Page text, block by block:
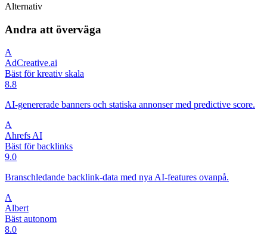
Alternativ
Andra att överväga
A
AdCreative.ai
Bäst för kreativ skala
8.8
AI-genererade banners och statiska annonser med predictive score.
A
Ahrefs AI
Bäst för backlinks
9.0
Branschledande backlink-data med nya AI-features ovanpå.
A
Albert
Bäst autonom
8.0